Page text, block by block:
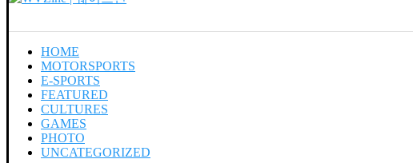
HOME
MOTORSPORTS
E-SPORTS
FEATURED
CULTURES
GAMES
PHOTO
UNCATEGORIZED